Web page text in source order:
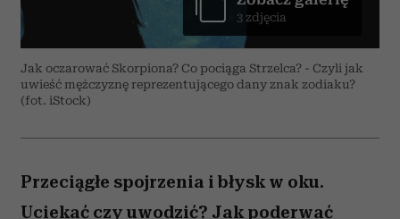
Jak oczarować Skorpiona? Co pociąga Strzelca? - Czyli jak
uwieść mężczyznę reprezentującego dany znak zodiaku?
(fot. iStock)
3 zdjęcia
Przeciągłe spojrzenia i błysk w oku.
Uciekać czy uwodzić? Jak poderwać